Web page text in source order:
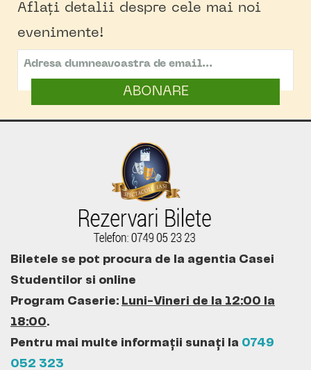
Aflați detalii despre cele mai noi
evenimente!
ABONARE
Biletele se pot procura de la agentia Casei
Studentilor si online
Program Caserie: Luni-Vineri de la 12:00 la
18:00.
Pentru mai multe informații sunați la 0749
052 323